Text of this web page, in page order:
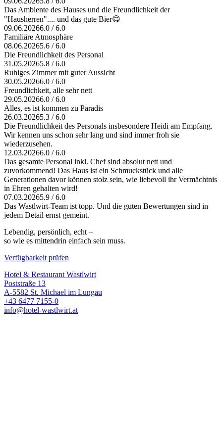
Das Ambiente des Hauses und die Freundlichkeit der
"Hausherren".... und das gute Bier😋
09.06.20266.0 / 6.0
Familiäre Atmosphäre
08.06.20265.6 / 6.0
Die Freundlichkeit des Personal
31.05.20265.8 / 6.0
Ruhiges Zimmer mit guter Aussicht
30.05.20266.0 / 6.0
Freundlichkeit, alle sehr nett
29.05.20266.0 / 6.0
Alles, es ist kommen zu Paradis
26.03.20265.3 / 6.0
Die Freundlichkeit des Personals insbesondere Heidi am Empfang.
Wir kennen uns schon sehr lang und sind immer froh sie
wiederzusehen.
12.03.20266.0 / 6.0
Das gesamte Personal inkl. Chef sind absolut nett und
zuvorkommend! Das Haus ist ein Schmuckstück und alle
Generationen davor können stolz sein, wie liebevoll ihr Vermächtnis
in Ehren gehalten wird!
07.03.20265.9 / 6.0
Das Wastlwirt-Team ist topp. Und die guten Bewertungen sind in
jedem Detail ernst gemeint.
Lebendig, persönlich, echt –
so wie es mittendrin einfach sein muss.
Verfügbarkeit prüfen
Hotel & Restaurant Wastlwirt
Poststraße 13
A-5582 St. Michael im Lungau
+43 6477 7155-0
info@hotel-wastlwirt.at